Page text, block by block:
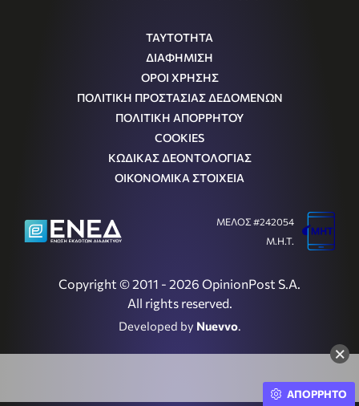
×
ΤΑΥΤΟΤΗΤΑ
ΔΙΑΦΗΜΙΣΗ
ΟΡΟΙ ΧΡΗΣΗΣ
ΠΟΛΙΤΙΚΗ ΠΡΟΣΤΑΣΙΑΣ ΔΕΔΟΜΕΝΩΝ
ΠΟΛΙΤΙΚΗ ΑΠΟΡΡΗΤΟΥ
COOKIES
ΚΩΔΙΚΑΣ ΔΕΟΝΤΟΛΟΓΙΑΣ
ΟΙΚΟΝΟΜΙΚΑ ΣΤΟΙΧΕΙΑ
Copyright © 2011 - 2026 OpinionPost S.A.
All rights reserved.
Developed by Nuevvo.
ΜΕΛΟΣ #242054
Μ.Η.Τ.
ΑΠΟΡΡΗΤΟ